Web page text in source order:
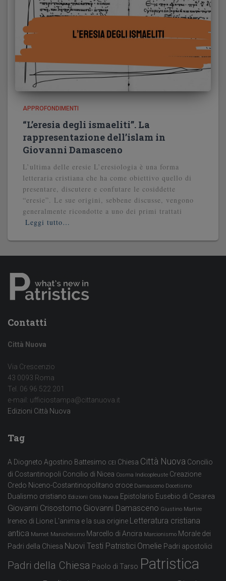
APPROFONDIMENTI
“L’eresia degli ismaeliti”. La
rappresentazione dell’islam in
Giovanni Damasceno
L’ultima delle eresie L’eresiologia è una forma
letteraria cristiana che ha come obiettivo quello di
presentare, discutere e confutare le cosiddette
“eresie”. Le sue origini, sebbene discusse, vengono
generalmente ricondotte a uno dei primi trattati
Leggi tutto…
Contatti
Città Nuova
Via Crescenzio
43 0093 Roma
Tel. 06 96 522 201
e-mail: ufficiostampa@cittanuova.it
Edizioni Città Nuova
Tag
A Diogneto Agostino Battesimo CEI Chiesa Città Nuova Concilio
di Costantinopoli Concilio di Nicea Cosma Indicopleuste Creazione
Credo Niceno-Costantinopolitano croce Damasceno Docetismo
Dualismo cristiano Edizioni Città Nuova Epistolario Eusebio di Cesarea
Giovanni Crisostomo Giovanni Damasceno Giustino Martire
Ireneo di Lione L'anima e la sua origine Letteratura cristiana
antica Mamet Manicheismo Marcello di Ancira Marcionismo Morale dei
Padri della Chiesa Nuovi Testi Patristici Omelie Padri apostolici
Padri della Chiesa Paolo di Tarso Patristica